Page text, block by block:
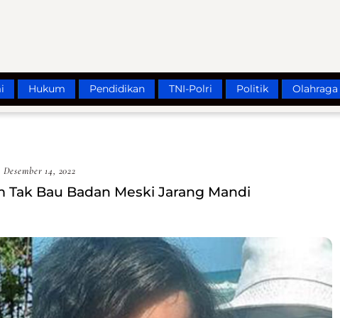
Hukum Pendidikan TNI-Polri Politik Olahraga
Desember 14, 2022
Bau Badan Meski Jarang Mandi